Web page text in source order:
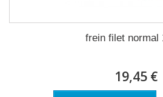
frein filet normal
19,45 €